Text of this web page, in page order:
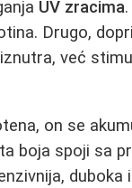
UV zracima
Drugo,
već
on se
boja spoji sa
duboka